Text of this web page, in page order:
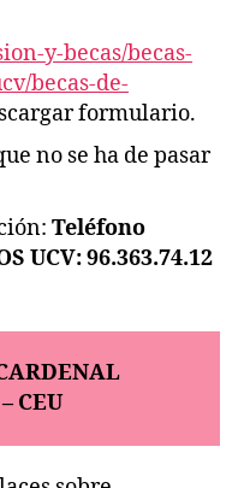
y-becas/becas-
becas-de-
formulario.
no se ha de pasar
Teléfono
UCV: 96.363.74.12
CEU